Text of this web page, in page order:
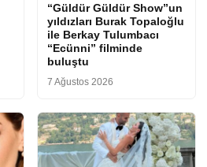
“Güldür Güldür Show”un
yıldızları Burak Topaloğlu
ile Berkay Tulumbacı
“Ecünni” filminde
buluştu
7 Ağustos 2026